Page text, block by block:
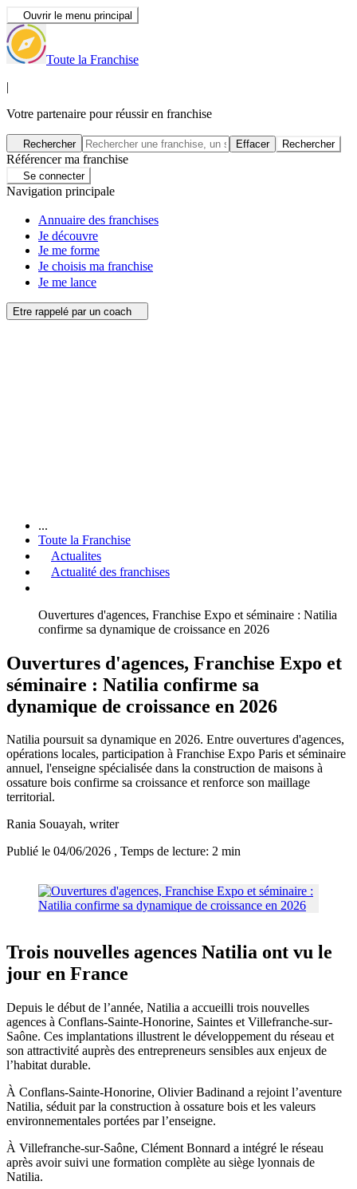
Ouvrir le menu principal
Toute la Franchise
|
Votre partenaire pour réussir en franchise
Rechercher Effacer Rechercher
Référencer ma franchise
Se connecter
Navigation principale
Annuaire des franchises
Je découvre
Je me forme
Je choisis ma franchise
Je me lance
Etre rappelé par un coach
...
Toute la Franchise
Actualites
Actualité des franchises
Ouvertures d'agences, Franchise Expo et séminaire : Natilia
confirme sa dynamique de croissance en 2026
Ouvertures d'agences, Franchise Expo et
séminaire : Natilia confirme sa
dynamique de croissance en 2026
Natilia poursuit sa dynamique en 2026. Entre ouvertures d'agences,
opérations locales, participation à Franchise Expo Paris et séminaire
annuel, l'enseigne spécialisée dans la construction de maisons à
ossature bois confirme sa croissance et renforce son maillage
territorial.
Rania Souayah, writer
Publié le 04/06/2026 , Temps de lecture: 2 min
Trois nouvelles agences Natilia ont vu le
jour en France
Depuis le début de l’année, Natilia a accueilli trois nouvelles
agences à Conflans-Sainte-Honorine, Saintes et Villefranche-sur-
Saône. Ces implantations illustrent le développement du réseau et
son attractivité auprès des entrepreneurs sensibles aux enjeux de
l’habitat durable.
À Conflans-Sainte-Honorine, Olivier Badinand a rejoint l’aventure
Natilia, séduit par la construction à ossature bois et les valeurs
environnementales portées par l’enseigne.
À Villefranche-sur-Saône, Clément Bonnard a intégré le réseau
après avoir suivi une formation complète au siège lyonnais de
Natilia.